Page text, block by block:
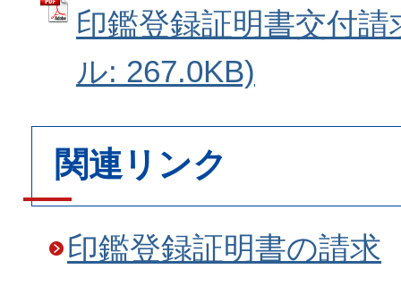
印鑑登録証明書交付
ル: 267.0KB)
関連リンク
印鑑登録証明書の請求